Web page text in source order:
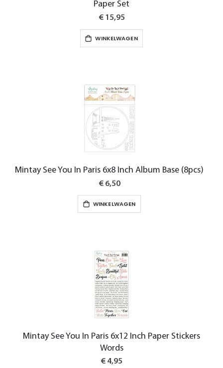
Paper Set
€ 15,95
WINKELWAGEN
Mintay See You In Paris 6x8 Inch Album Base (8pcs)
€ 6,50
WINKELWAGEN
Mintay See You In Paris 6x12 Inch Paper Stickers
Words
€ 4,95